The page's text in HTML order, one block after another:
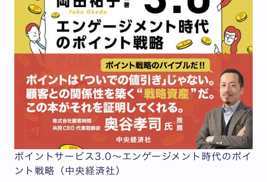
ポイントサービス3.0～エンゲージメント時代のポイ
ント戦略（中央経済社）